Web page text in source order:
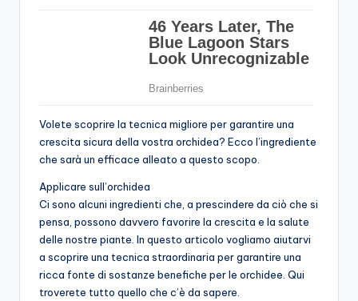
Volete scoprire la tecnica migliore per garantire una
crescita sicura della vostra orchidea? Ecco l’ingrediente
che sarà un efficace alleato a questo scopo.
Applicare sull’orchidea
Ci sono alcuni ingredienti che, a prescindere da ciò che si
pensa, possono davvero favorire la crescita e la salute
delle nostre piante. In questo articolo vogliamo aiutarvi
a scoprire una tecnica straordinaria per garantire una
ricca fonte di sostanze benefiche per le orchidee. Qui
troverete tutto quello che c’è da sapere.